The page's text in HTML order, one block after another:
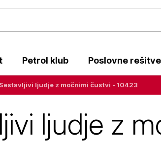
Petrol klub Poslovne rešitve
ljudje z močnimi čustvi - 10423
ljudje z